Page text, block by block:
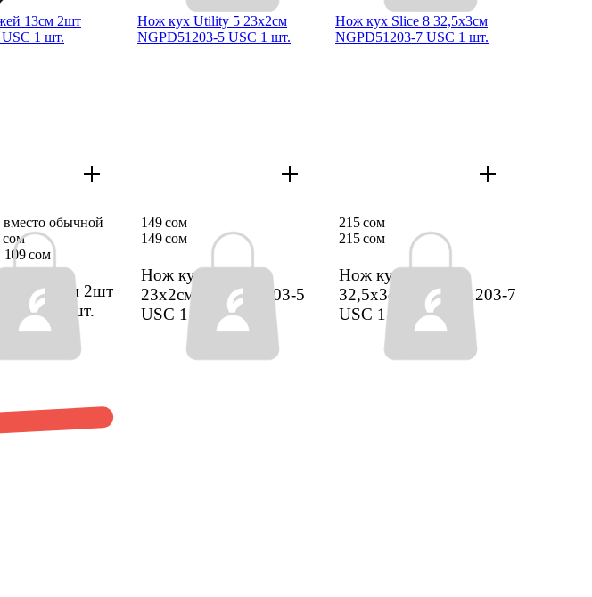
13см 2шт
1 шт.
13см 2шт
USC
1 шт.
вместо обычной
109 сом
Нож кух Utility 5 23х2см
NGPD51203-5 USC 1 шт.
Нож кух Utility 5
23х2см NGPD51203-5
USC 1 шт.
149 сом
149 сом
Нож кух Slice 8 32,5х3см
NGPD51203-7 USC 1 шт.
Нож кух Slice 8
32,5х3см NGPD51203-7
USC 1 шт.
215 сом
215 сом